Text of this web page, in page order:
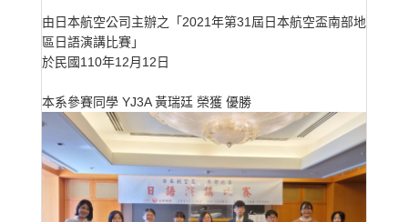
由日本航空公司主辦之「2021年第31屆日本航空盃南部地
區日語演講比賽」
於民國110年12月12日
本系參賽同學 YJ3A 黃瑞廷 榮獲 優勝